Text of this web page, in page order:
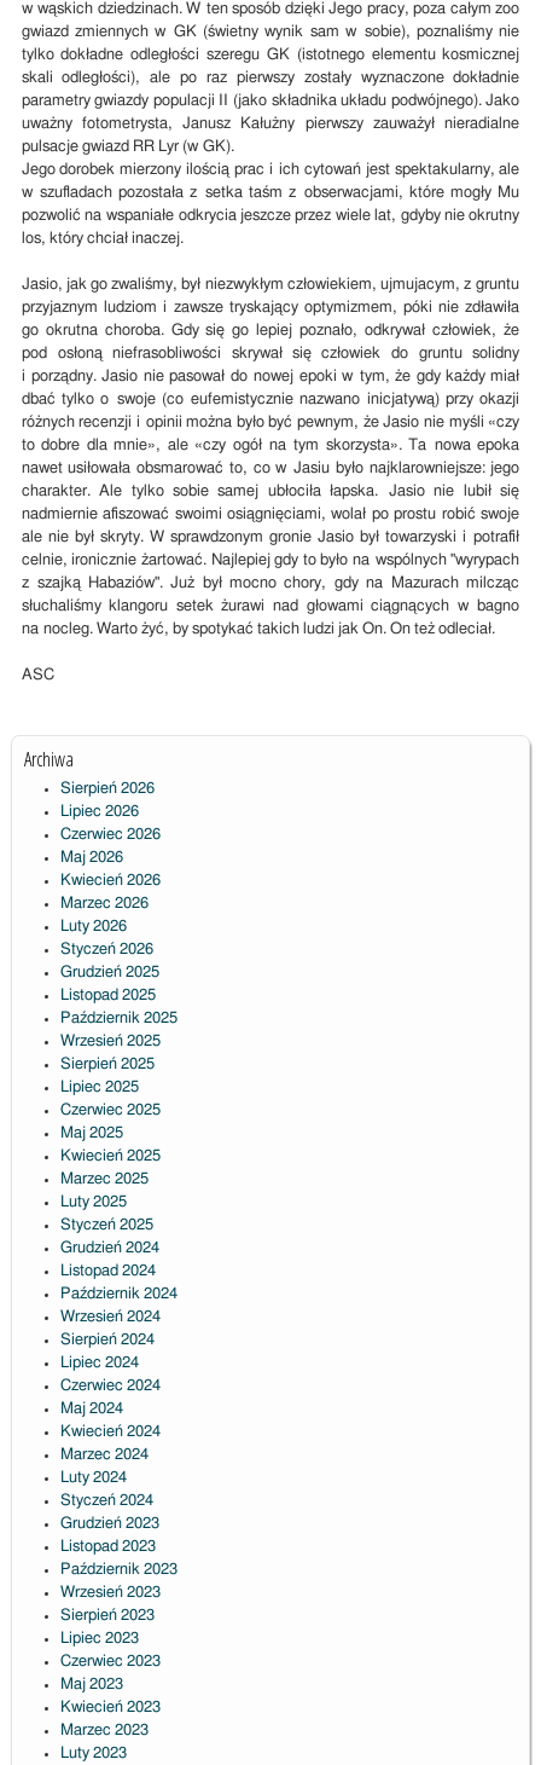
w wąskich dziedzinach. W ten sposób dzięki Jego pracy, poza całym zoo
gwiazd zmiennych w GK (świetny wynik sam w sobie), poznaliśmy nie
tylko dokładne odległości szeregu GK (istotnego elementu kosmicznej
skali odległości), ale po raz pierwszy zostały wyznaczone dokładnie
parametry gwiazdy populacji II (jako składnika układu podwójnego). Jako
uważny fotometrysta, Janusz Kałużny pierwszy zauważył nieradialne
pulsacje gwiazd RR Lyr (w GK).
Jego dorobek mierzony ilością prac i ich cytowań jest spektakularny, ale
w szufladach pozostała z setka taśm z obserwacjami, które mogły Mu
pozwolić na wspaniałe odkrycia jeszcze przez wiele lat, gdyby nie okrutny
los, który chciał inaczej.
Jasio, jak go zwaliśmy, był niezwykłym człowiekiem, ujmujacym, z gruntu
przyjaznym ludziom i zawsze tryskający optymizmem, póki nie zdławiła
go okrutna choroba. Gdy się go lepiej poznało, odkrywał człowiek, że
pod osłoną niefrasobliwości skrywał się człowiek do gruntu solidny
i porządny. Jasio nie pasował do nowej epoki w tym, że gdy każdy miał
dbać tylko o swoje (co eufemistycznie nazwano inicjatywą) przy okazji
różnych recenzji i opinii można było być pewnym, że Jasio nie myśli «czy
to dobre dla mnie», ale «czy ogół na tym skorzysta». Ta nowa epoka
nawet usiłowała obsmarować to, co w Jasiu było najklarowniejsze: jego
charakter. Ale tylko sobie samej ubłociła łapska. Jasio nie lubił się
nadmiernie afiszować swoimi osiągnięciami, wolał po prostu robić swoje
ale nie był skryty. W sprawdzonym gronie Jasio był towarzyski i potrafił
celnie, ironicznie żartować. Najlepiej gdy to było na wspólnych "wyrypach
z szajką Habaziów". Już był mocno chory, gdy na Mazurach milcząc
słuchaliśmy klangoru setek żurawi nad głowami ciągnących w bagno
na nocleg. Warto żyć, by spotykać takich ludzi jak On. On też odleciał.
ASC
Archiwa
Sierpień 2026
Lipiec 2026
Czerwiec 2026
Maj 2026
Kwiecień 2026
Marzec 2026
Luty 2026
Styczeń 2026
Grudzień 2025
Listopad 2025
Październik 2025
Wrzesień 2025
Sierpień 2025
Lipiec 2025
Czerwiec 2025
Maj 2025
Kwiecień 2025
Marzec 2025
Luty 2025
Styczeń 2025
Grudzień 2024
Listopad 2024
Październik 2024
Wrzesień 2024
Sierpień 2024
Lipiec 2024
Czerwiec 2024
Maj 2024
Kwiecień 2024
Marzec 2024
Luty 2024
Styczeń 2024
Grudzień 2023
Listopad 2023
Październik 2023
Wrzesień 2023
Sierpień 2023
Lipiec 2023
Czerwiec 2023
Maj 2023
Kwiecień 2023
Marzec 2023
Luty 2023